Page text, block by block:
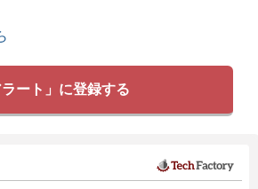
ート」に登録する